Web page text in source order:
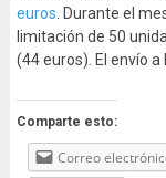
euros . Durante el
limitación de 50
(44 euros). El envío a
Comparte esto:
Correo